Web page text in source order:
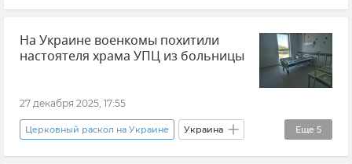
Украинская православная церковь (УПЦ)
РПЦ (Русская православная церковь)
Эксклюзивы РИА Новости Крым
Декоммунизация
На Украине военкомы похитили
настоятеля храма УПЦ из больницы
27 декабря 2025, 17:55
Еще 5
Церковный раскол на Украине Украина
Мобилизация на Украине